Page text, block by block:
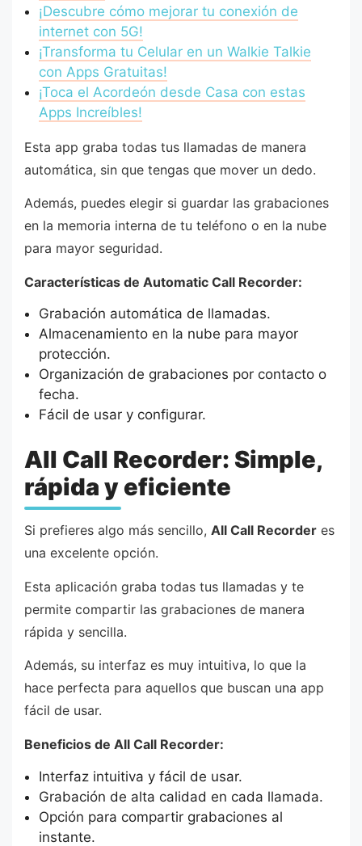
¡Descubre cómo mejorar tu conexión de
internet con 5G!
¡Transforma tu Celular en un Walkie Talkie
con Apps Gratuitas!
¡Toca el Acordeón desde Casa con estas
Apps Increíbles!
Esta app graba todas tus llamadas de manera
automática, sin que tengas que mover un dedo.
Además, puedes elegir si guardar las grabaciones
en la memoria interna de tu teléfono o en la nube
para mayor seguridad.
Características de Automatic Call Recorder:
Grabación automática de llamadas.
Almacenamiento en la nube para mayor
protección.
Organización de grabaciones por contacto o
fecha.
Fácil de usar y configurar.
All Call Recorder: Simple,
rápida y eficiente
Si prefieres algo más sencillo, All Call Recorder es
una excelente opción.
Esta aplicación graba todas tus llamadas y te
permite compartir las grabaciones de manera
rápida y sencilla.
Además, su interfaz es muy intuitiva, lo que la
hace perfecta para aquellos que buscan una app
fácil de usar.
Beneficios de All Call Recorder:
Interfaz intuitiva y fácil de usar.
Grabación de alta calidad en cada llamada.
Opción para compartir grabaciones al
instante.